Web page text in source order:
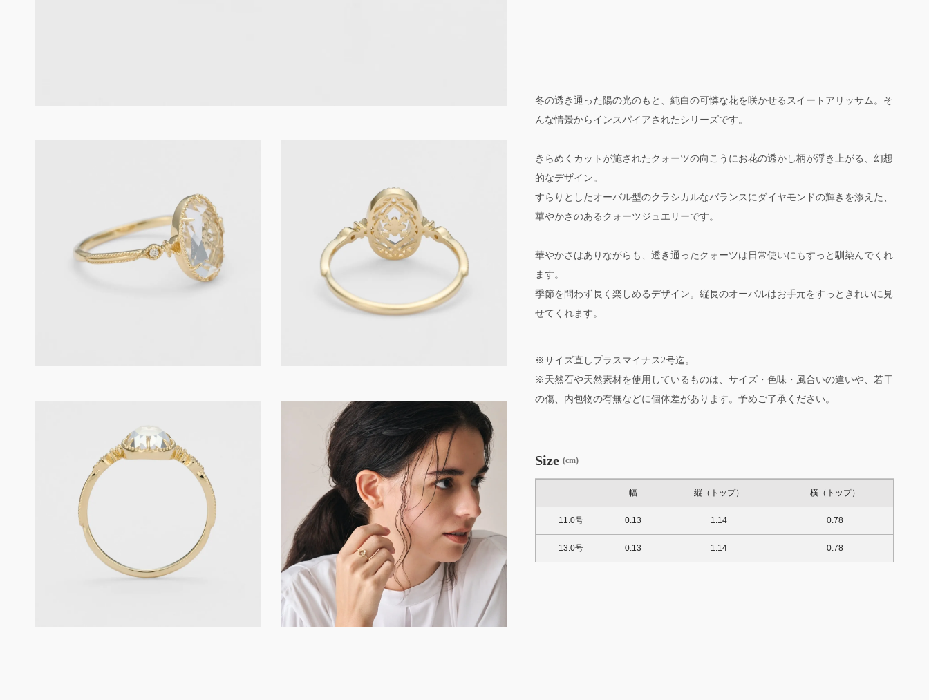
冬の透き通った陽の光のもと、純白の可憐な花を咲かせるスイートアリッサム。そ
んな情景からインスパイアされたシリーズです。
きらめくカットが施されたクォーツの向こうにお花の透かし柄が浮き上がる、幻想
的なデザイン。
すらりとしたオーバル型のクラシカルなバランスにダイヤモンドの輝きを添えた、
華やかさのあるクォーツジュエリーです。
華やかさはありながらも、透き通ったクォーツは日常使いにもすっと馴染んでくれ
ます。
季節を問わず長く楽しめるデザイン。縦長のオーバルはお手元をすっときれいに見
せてくれます。
※サイズ直しプラスマイナス2号迄。
※天然石や天然素材を使用しているものは、サイズ・色味・風合いの違いや、若干
の傷、内包物の有無などに個体差があります。予めご了承ください。
Size(cm)
幅 縦（トップ） 横（トップ）
11.0号 0.13 1.14 0.78
13.0号 0.13 1.14 0.78